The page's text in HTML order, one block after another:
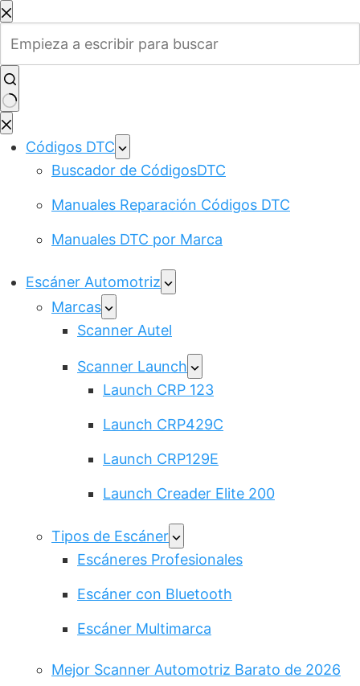
Saltar
al
contenido
Sin
resultados
Códigos DTC
Buscador de CódigosDTC
Manuales Reparación Códigos DTC
Manuales DTC por Marca
Escáner Automotriz
Marcas
Scanner Autel
Scanner Launch
Launch CRP 123
Launch CRP429C
Launch CRP129E
Launch Creader Elite 200
Tipos de Escáner
Escáneres Profesionales
Escáner con Bluetooth
Escáner Multimarca
Mejor Scanner Automotriz Barato de 2026